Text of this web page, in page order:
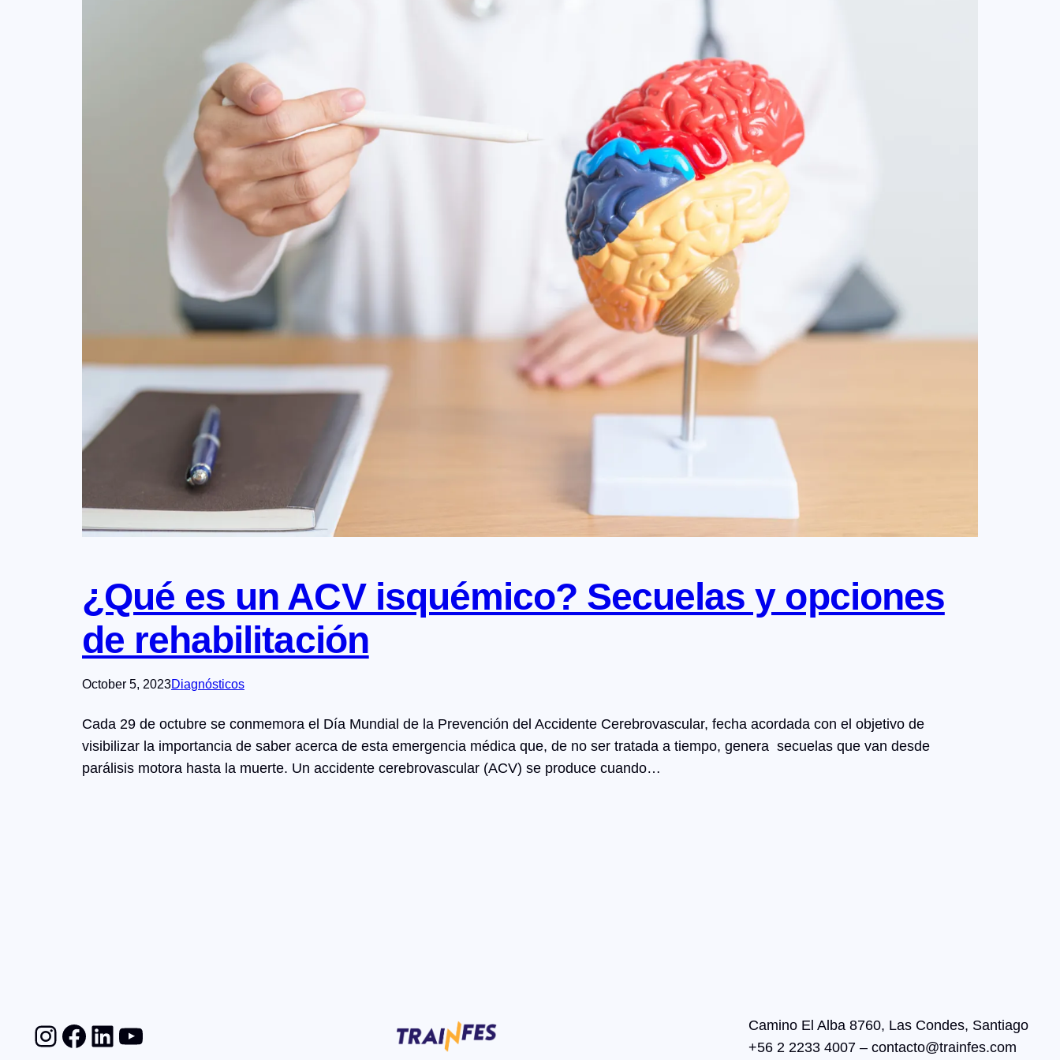
¿Qué es un ACV isquémico? Secuelas y opciones
de rehabilitación
October 5, 2023Diagnósticos
Cada 29 de octubre se conmemora el Día Mundial de la Prevención del Accidente Cerebrovascular, fecha acordada con el objetivo de
visibilizar la importancia de saber acerca de esta emergencia médica que, de no ser tratada a tiempo, genera secuelas que van desde
parálisis motora hasta la muerte. Un accidente cerebrovascular (ACV) se produce cuando…
Instagram
Facebook
LinkedIn
YouTube
Camino El Alba 8760, Las Condes, Santiago
+56 2 2233 4007 – contacto@trainfes.com